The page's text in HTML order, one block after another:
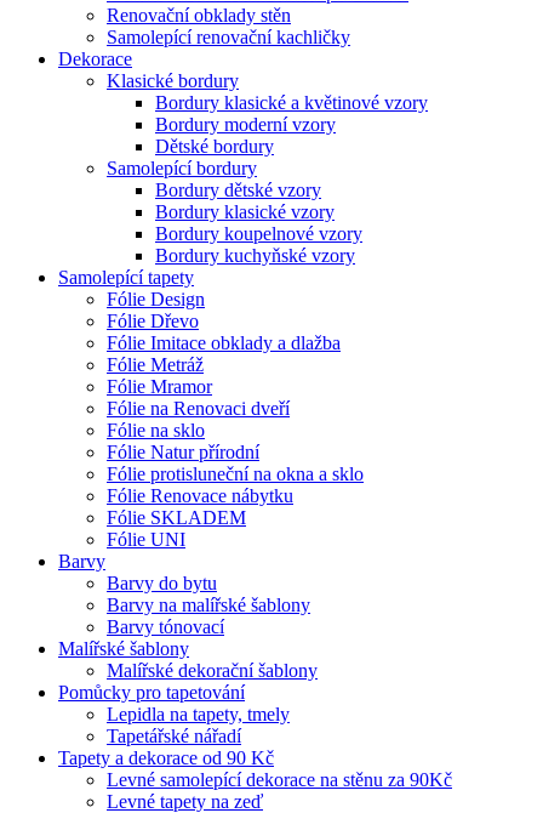
Renovační obklady stěn
Samolepící renovační kachličky
Dekorace
Klasické bordury
Bordury klasické a květinové vzory
Bordury moderní vzory
Dětské bordury
Samolepící bordury
Bordury dětské vzory
Bordury klasické vzory
Bordury koupelnové vzory
Bordury kuchyňské vzory
Samolepící tapety
Fólie Design
Fólie Dřevo
Fólie Imitace obklady a dlažba
Fólie Metráž
Fólie Mramor
Fólie na Renovaci dveří
Fólie na sklo
Fólie Natur přírodní
Fólie protisluneční na okna a sklo
Fólie Renovace nábytku
Fólie SKLADEM
Fólie UNI
Barvy
Barvy do bytu
Barvy na malířské šablony
Barvy tónovací
Malířské šablony
Malířské dekorační šablony
Pomůcky pro tapetování
Lepidla na tapety, tmely
Tapetářské nářadí
Tapety a dekorace od 90 Kč
Levné samolepící dekorace na stěnu za 90Kč
Levné tapety na zeď